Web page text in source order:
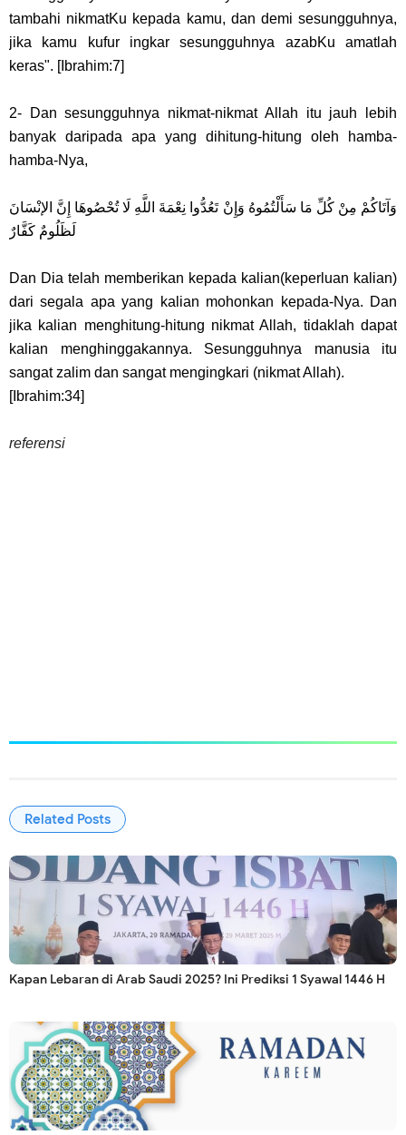
tambahi nikmatKu kepada kamu, dan demi sesungguhnya,
jika kamu kufur ingkar sesungguhnya azabKu amatlah
keras". [Ibrahim:7]
2- Dan sesungguhnya nikmat-nikmat Allah itu jauh lebih
banyak daripada apa yang dihitung-hitung oleh hamba-
hamba-Nya,
وَآتَاكُمْ مِنْ كُلِّ مَا سَأَلْتُمُوهُ وَإِنْ تَعُدُّوا نِعْمَةَ اللَّهِ لَا تُحْصُوهَا إِنَّ الإنْسَانَ
Dan Dia telah memberikan kepada kalian(keperluan kalian)
dari segala apa yang kalian mohonkan kepada-Nya. Dan
jika kalian menghitung-hitung nikmat Allah, tidaklah dapat
kalian menghinggakannya. Sesungguhnya manusia itu
sangat zalim dan sangat mengingkari (nikmat Allah).
[Ibrahim:34]
referensi
Related Posts
Kapan Lebaran di Arab Saudi 2025? Ini Prediksi 1 Syawal 1446 H